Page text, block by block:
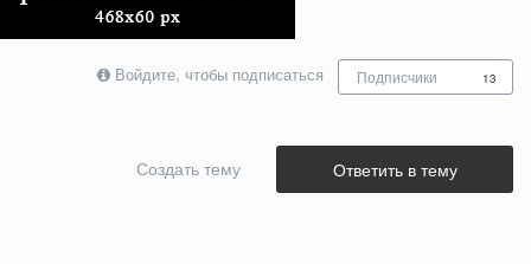
Войдите, чтобы подписаться Подписчики 13
Ответить в тему
Создать тему